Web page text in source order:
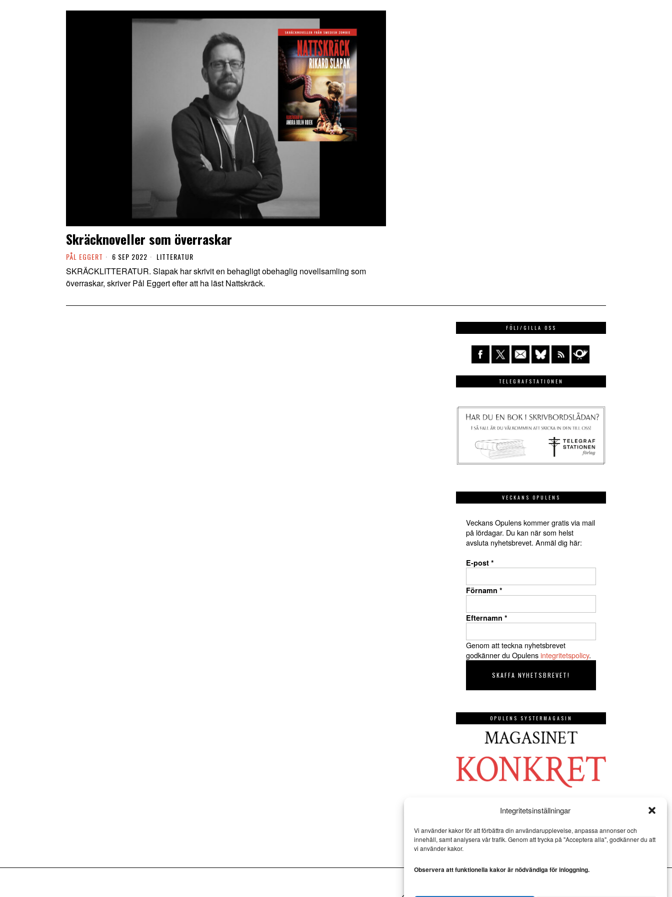
Integritetsinställningar
Vi använder kakor för att förbättra din användarupplevelse, anpassa annonser och
innehåll, samt analysera vår trafik. Genom att trycka på "Acceptera alla", godkänner du att
vi använder kakor.
Observera att funktionella kakor är nödvändiga för inloggning.
Skräcknoveller som överraskar
PÅL EGGERT 6 SEP 2022 LITTERATUR
SKRÄCKLITTERATUR. Slapak har skrivit en behagligt obehaglig novellsamling som
överraskar, skriver Pål Eggert efter att ha läst Nattskräck.
FÖLJ/GILLA OSS
TELEGRAFSTATIONEN
VECKANS OPULENS
Veckans Opulens kommer gratis via mail
på lördagar. Du kan när som helst
avsluta nyhetsbrevet. Anmäl dig här:
E-post *
Förnamn *
Efternamn *
Genom att teckna nyhetsbrevet
godkänner du Opulensintegritetspolicy.
OPULENS SYSTERMAGASIN